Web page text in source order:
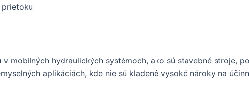
prietoku
mobilných hydraulických systémoch, ako sú stavebné stroje,
aplikáciách, kde nie sú kladené vysoké nároky na